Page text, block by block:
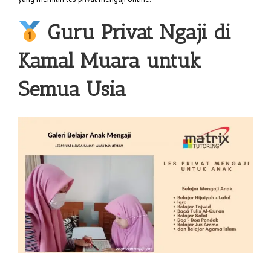
Guru Privat Ngaji di
Kamal Muara untuk
Semua Usia